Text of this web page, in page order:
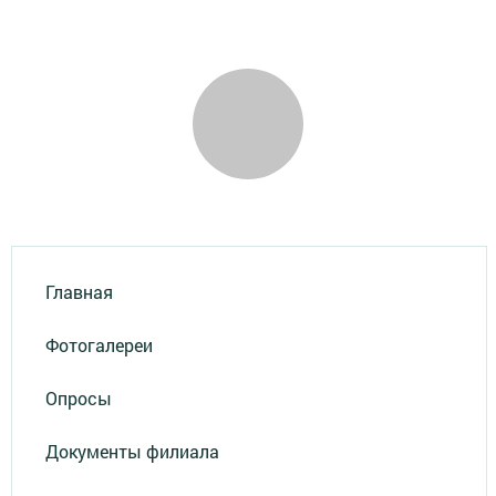
Главная
Фотогалереи
Опросы
Документы филиала